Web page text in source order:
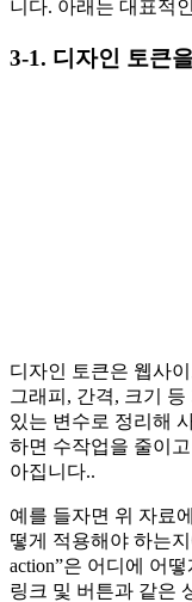
니다. 아래는 대표적
3-1. 디자인 토큰
디자인 토큰은 웹사
그래피, 간격, 크기
있는 변수로 정리해
하면 수작업을 줄이
아집니다..
예를 들자면 위 자료
떻게 적용해야 하는
action”은 어디에 어
링크 및 버튼과 같은